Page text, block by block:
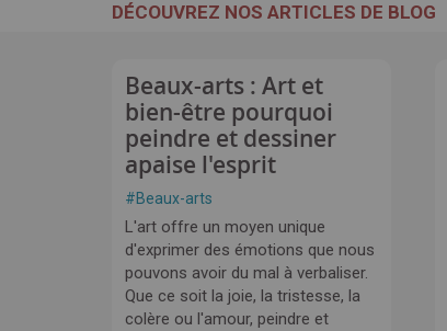
DÉCOUVREZ NOS ARTICLES DE BLOG
Beaux-arts : Art et
bien-être pourquoi
peindre et dessiner
apaise l'esprit
#Beaux-arts
L'art offre un moyen unique
d'exprimer des émotions que nous
pouvons avoir du mal à verbaliser.
Que ce soit la joie, la tristesse, la
colère ou l'amour, peindre et